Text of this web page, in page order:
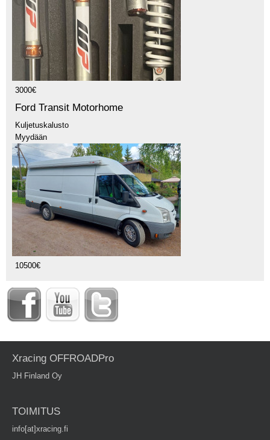
3000€
Ford Transit Motorhome
Kuljetuskalusto
Myydään
10500€
Xracing OFFROADPro
JH Finland Oy
TOIMITUS
info[at]xracing.fi